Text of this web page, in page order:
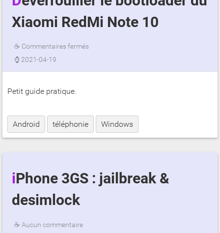
Xiaomi RedMi Note 10
☕ Commentaires fermés
⌚ 2021-04-19
Petit guide pratique.
Android téléphonie Windows
iPhone 3GS : jailbreak &
desimlock
☕ Aucun commentaire